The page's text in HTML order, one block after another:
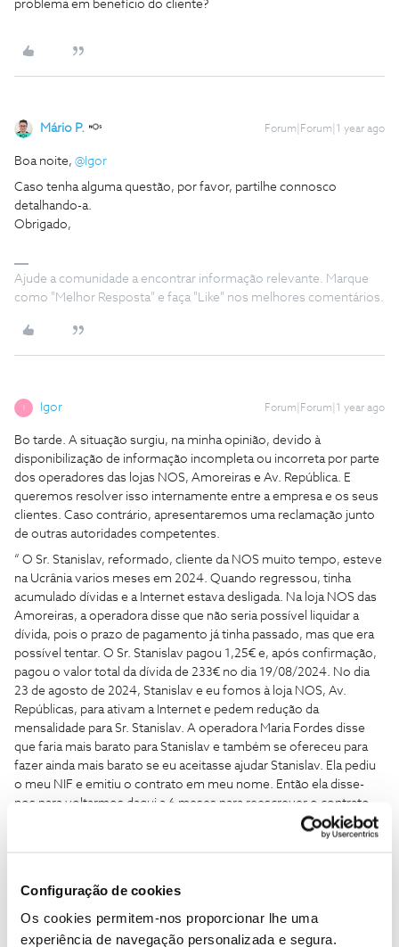
Configuração de cookies
Os cookies permitem-nos proporcionar lhe uma
experiência de navegação personalizada e segura.
problema em benefício do cliente?
Mário P. Forum|Forum|1 year ago
Boa noite, ​ @Igor
Caso tenha alguma questão, por favor, partilhe connosco
detalhando-a.
Obrigado,
Ajude a comunidade a encontrar informação relevante. Marque
como "Melhor Resposta" e faça "Like" nos melhores comentários.
Igor Forum|Forum|1 year ago
Bo tarde. A situação surgiu, na minha opinião, devido à
disponibilização de informação incompleta ou incorreta por parte
dos operadores das lojas NOS, Amoreiras e Av. República. E
queremos resolver isso internamente entre a empresa e os seus
clientes. Caso contrário, apresentaremos uma reclamação junto
de outras autoridades competentes.
“ O Sr. Stanislav, reformado, cliente da NOS muito tempo, esteve
na Ucrânia varios meses em 2024. Quando regressou, tinha
acumulado dívidas e a Internet estava desligada. Na loja NOS das
Amoreiras, a operadora disse que não seria possível liquidar a
dívida, pois o prazo de pagamento já tinha passado, mas que era
possível tentar. O Sr. Stanislav pagou 1,25€ e, após confirmação,
pagou o valor total da dívida de 233€ no dia 19/08/2024. No dia
23 de agosto de 2024, Stanislav e eu fomos à loja NOS, Av.
Repúblicas, para ativam a Internet e pedem redução da
mensalidade para Sr. Stanislav. A operadora Maria Fordes disse
que faria mais barato para Stanislav e também se ofereceu para
fazer ainda mais barato se eu aceitasse ajudar Stanislav. Ela pediu
o meu NIF e emitiu o contrato em meu nome. Então ela disse-
nos para voltarmos daqui a 6 meses para reescrever o contrato
em nome de Stanislav. No dia 27/02/2025, quando chegámos à
loja, a operadora Maria sabia que o contrato tinha de ser reescrito
Maria, sem o meu consentimento e sem me avisar que não
poderia reescrever o contrato em nome de Stanislav, redigiu um
novo contrato, com um valor mais elevado, em meu nome.